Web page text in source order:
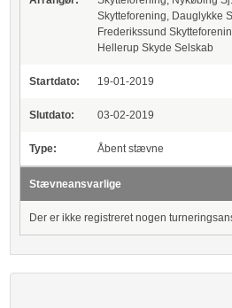
Skytteforening, Dauglykke
Frederikssund
Hellerup Skyde Selskab
Startdato: 19-01-2019
Slutdato: 03-02-2019
Type: Åbent stævne
Stævneansvarlige
Der er ikke registreret nogen